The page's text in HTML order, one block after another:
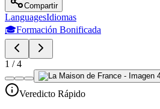
Compartir
LanguagesIdiomas
🎓Formación Bonificada
1 /4
Veredicto Rápido